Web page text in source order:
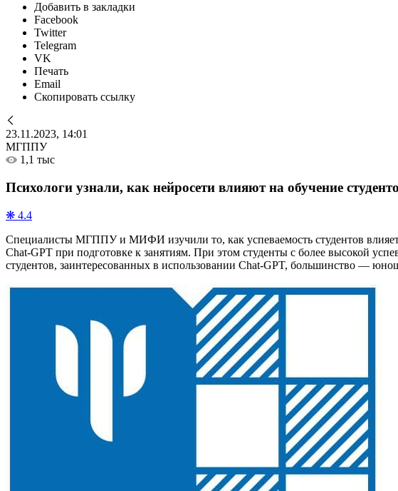
Добавить в закладки
Facebook
Twitter
Telegram
VK
Печать
Email
Скопировать ссылку
23.11.2023, 14:01
МГППУ
1,1 тыс
Психологи узнали, как нейросети влияют на обучение
❋ 4.4
Специалисты МГППУ и МИФИ изучили то, как успеваемость студентов влияет
Chat-GPT при подготовке к занятиям. При этом студенты с более высокой
студентов, заинтересованных в использовании Chat-GPT, большинство —